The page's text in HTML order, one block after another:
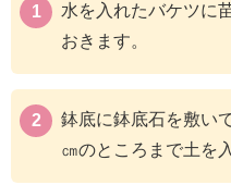
水を入れたバケツに
おきます。
鉢底に鉢底石を敷い
㎝のところまで土を